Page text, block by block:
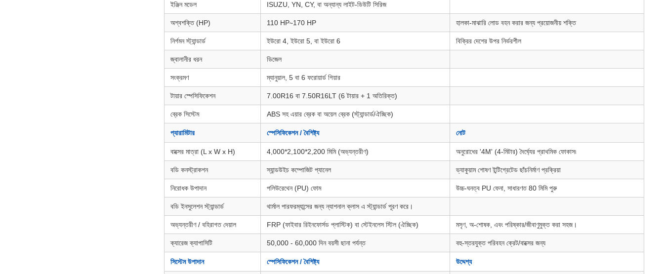
ইঞ্জিন মডেল ISUZU, YN, CY, বা অন্যান্য লাইট-ডিউটি ​​সিরিজ
অশ্বশক্তি (HP) 110 HP∼170 HP হালকা-মাঝারি লোড বহন করার জন্য প্রয়োজনীয় শক্তি
নির্গমন স্ট্যান্ডার্ড ইউরো 4, ইউরো 5, বা ইউরো 6 বিক্রির দেশের উপর নির্ভরশীল
জ্বালানীর ধরন ডিজেল
সংক্রমণ ম্যানুয়াল, 5 বা 6 ফরোয়ার্ড গিয়ার
টায়ার স্পেসিফিকেশন 7.00R16 বা 7.50R16LT (6 টায়ার + 1 অতিরিক্ত)
ব্রেক সিস্টেম ABS সহ এয়ার ব্রেক বা অয়েল ব্রেক (স্ট্যান্ডার্ড/ঐচ্ছিক)
প্যারামিটার স্পেসিফিকেশন / বৈশিষ্ট্য নোট
বাক্সের মাত্রা (L x W x H) 4,000*2,100*2,200 মিমি (অভ্যন্তরীণ) অনুরোধের '4M' (4-মিটার) দৈর্ঘ্যের প্রাথমিক ফোকাস৷
বডি কনস্ট্রাকশন স্যান্ডউইচ কম্পোজিট প্যানেল ভ্যাকুয়াম শোষণ ইন্টিগ্রেটেড ছাঁচনির্মাণ প্রক্রিয়া
নিরোধক উপাদান পলিউরেথেন (PU) ফোম উচ্চ-ঘনত্ব PU ফেনা, সাধারণত 80 মিমি পুরু
বডি ইনসুলেশন স্ট্যান্ডার্ড থার্মাল পারফরম্যান্সের জন্য ন্যাশনাল ক্লাস এ স্ট্যান্ডার্ড পূরণ করে।
অভ্যন্তরীণ / বহিরাগত দেয়াল FRP (ফাইবার রিইনফোর্সড প্লাস্টিক) বা স্টেইনলেস স্টিল (ঐচ্ছিক) মসৃণ, অ-শোষক, এবং পরিষ্কার/জীবাণুমুক্ত করা সহজ।
ক্যারেজ ক্যাপাসিটি 50,000 - 60,000 দিন বয়সী ছানা পর্যন্ত বহু-স্তরযুক্ত পরিবহন ক্রেট/বাক্সের জন্য
সিস্টেম উপাদান স্পেসিফিকেশন / বৈশিষ্ট্য উদ্দেশ্য